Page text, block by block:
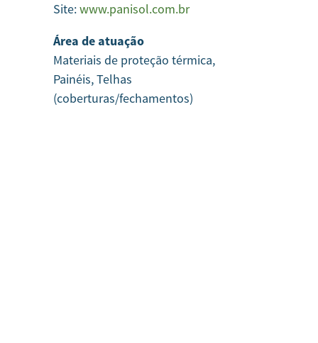
Site:www.panisol.com.br
Área de atuação
Materiais de proteção térmica,
Painéis, Telhas
(coberturas/fechamentos)